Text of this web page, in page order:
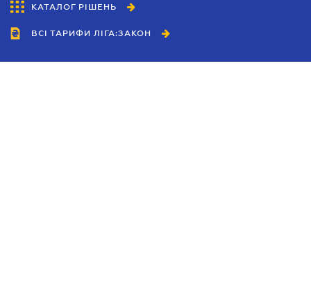
КАТАЛОГ РІШЕНЬ
ВСІ ТАРИФИ ЛІГА:ЗАКОН